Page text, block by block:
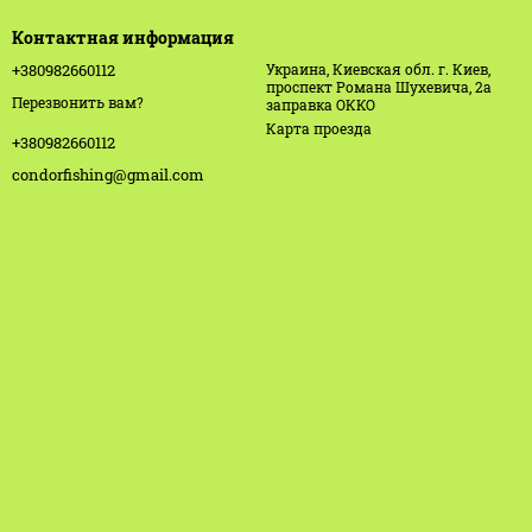
Контактная информация
+380982660112
Перезвонить вам?
+380982660112
condorfishing@gmail.com
Украина, Киевская обл. г. Киев,
проспект Романа Шухевича, 2а
заправка ОККО
Карта проезда